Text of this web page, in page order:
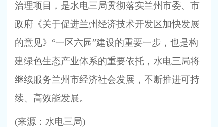
治理项目，是水电三局贯彻落实兰州市委、市
政府《关于促进兰州经济技术开发区加快发展
的意见》“一区六园”建设的重要一步，也是构
建绿色生态产业体系的重要依托，水电三局将
继续服务兰州市经济社会发展，不断推进可持
续、高效能发展。
(来源：水电三局)